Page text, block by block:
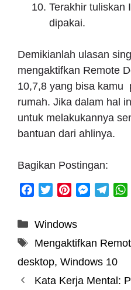
Terakhir tuliskan
dipakai.
Demikianlah ulasan
mengaktifkan Remote
10,7,8 yang bisa kamu
rumah. Jika dalam hal
untuk melakukannya
bantuan dari ahlinya.
Bagikan Postingan:
b
o
t
e
e
r
e
M
e
n
g
r
Categories
Windows
Tags
Mengaktifkan
desktop, Windows 10
Kata Kerja Mental: